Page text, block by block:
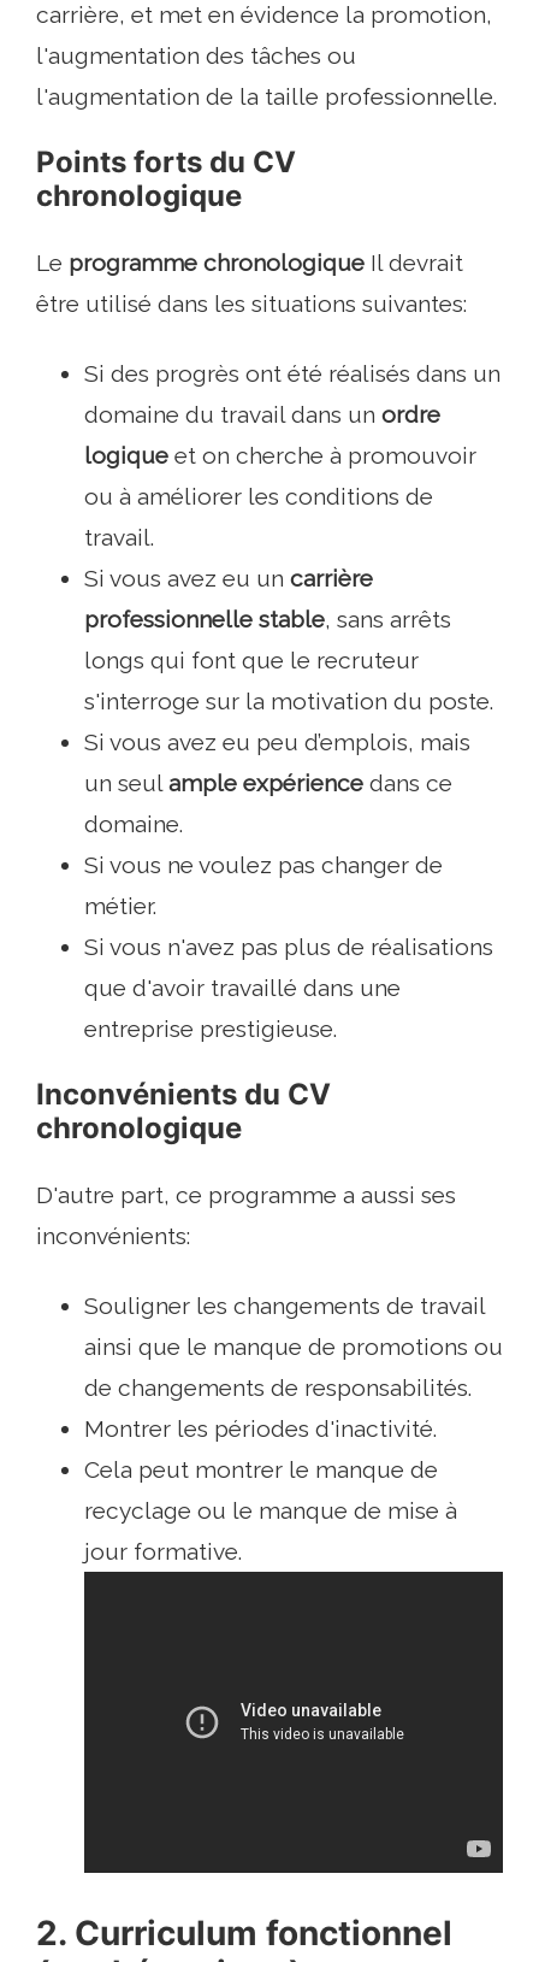
carrière, et met en évidence la promotion,
l'augmentation des tâches ou
l'augmentation de la taille professionnelle.
Points forts du CV
chronologique
Le programme chronologique Il devrait
être utilisé dans les situations suivantes:
Si des progrès ont été réalisés dans un
domaine du travail dans un ordre
logique et on cherche à promouvoir
ou à améliorer les conditions de
travail.
Si vous avez eu un carrière
professionnelle stable, sans arrêts
longs qui font que le recruteur
s'interroge sur la motivation du poste.
Si vous avez eu peu d’emplois, mais
un seulample expérience dans ce
domaine.
Si vous ne voulez pas changer de
métier.
Si vous n'avez pas plus de réalisations
que d'avoir travaillé dans une
entreprise prestigieuse.
Inconvénients du CV
chronologique
D'autre part, ce programme a aussi ses
inconvénients:
Souligner les changements de travail
ainsi que le manque de promotions ou
de changements de responsabilités.
Montrer les périodes d'inactivité.
Cela peut montrer le manque de
recyclage ou le manque de mise à
jour formative.
2. Curriculum fonctionnel